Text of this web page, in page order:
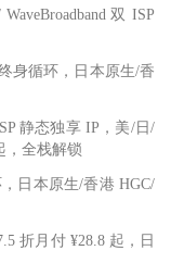
双 ISP
身循环，日本原生/香
静态独享 IP，美/日/
，全栈解锁
日本原生/香港 HGC/
折月付 ¥28.8 起，日